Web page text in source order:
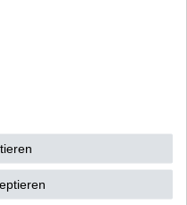
53783 Eitorf (
unbedingt Termin